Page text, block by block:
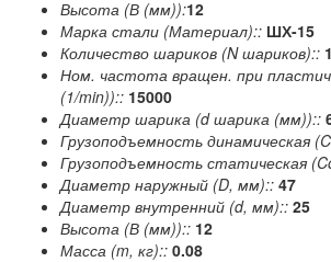
Высота (В (мм)):12
Марка стали (Материал):: ШХ-15
Количество шариков (N шариков)::
Ном. частота вращен. при
(1/min)):: 15000
Диаметр шарика (d шарика (мм))::
Грузоподъемность динамическая
Грузоподъемность статическая
Диаметр наружный (D, мм):: 47
Диаметр внутренний (d, мм):: 25
Высота (В (мм)):: 12
Масса (m, кг):: 0.08